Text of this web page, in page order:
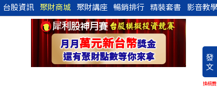
台股資訊 聚財商城 聚財講座 暢銷排行 精裝套書 影音教
發
文
換稿費